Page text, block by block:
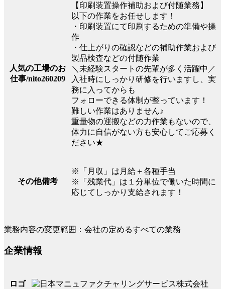
人気の工場のお
仕事/nito260209
【印刷装置操作補助および付随業務】
以下の作業をお任せします！
・印刷装置にて印刷するための準備や操
作
・仕上がりの確認などの補助作業および
製品検査などの付随作業
＼未経験スタートの先輩が多く活躍中／
入社時にしっかり研修を行いますし、実
務に入ってからも
フォローできる体制が整っています！
難しい作業はありません♪
重量物の運搬などの力作業もないので、
体力に自信がない方も安心してご応募く
ださい★
その他備考
※「月収」は月給＋各種手当
※「残業代」は１分単位で働いた時間に
応じてしっかり支給されます！
業務内容の変更範囲：会社の定めるすべての業務
企業情報
ロゴ